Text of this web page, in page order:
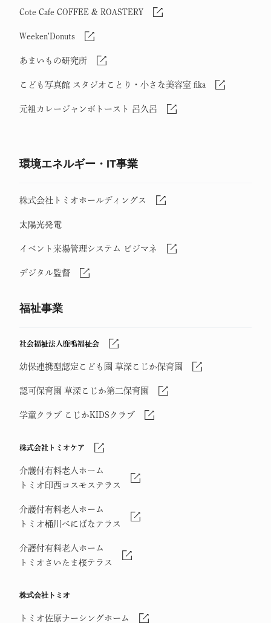
Cote Cafe COFFEE & ROASTERY
Weeken'Donuts
あまいもの研究所
こども写真館 スタジオことり・小さな美容室 fika
元祖カレージャンボトースト 呂久呂
環境エネルギー・IT事業
株式会社トミオホールディングス
太陽光発電
イベント来場管理システム ビジマネ
デジタル監督
福祉事業
社会福祉法人鹿鳴福祉会
幼保連携型認定こども園 草深こじか保育園
認可保育園 草深こじか第二保育園
学童クラブ こじかKIDSクラブ
株式会社トミオケア
介護付有料老人ホーム
トミオ印西コスモステラス
介護付有料老人ホーム
トミオ桶川べにばなテラス
介護付有料老人ホーム
トミオさいたま桜テラス
株式会社トミオ
トミオ佐原ナーシングホーム